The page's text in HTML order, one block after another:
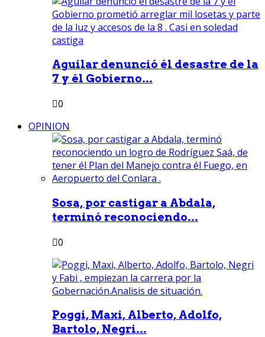
Aguilar denunció él desastre de la
7 y él Gobierno...
0
OPINION
Sosa, por castigar a Abdala,
terminó reconociendo...
0
Poggi, Maxi, Alberto, Adolfo,
Bartolo, Negri...